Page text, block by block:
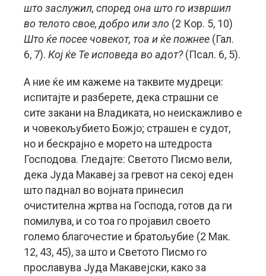
што заслужил, според она што го извршил
во телото свое, добро или зло (2 Кор. 5, 10)
Што ќе посее човекот, тоа и ќе пожнее (Гал.
6, 7). Кој ќе Те исповеда во адот?(Псал. 6, 5).
А ние ќе им кажеме на таквите мудреци:
испитајте и разберете, дека страшни се
сите закани на Владиката, но неискажливо е
и човекољубието Божјо; страшен е судот,
но и бескрајно е морето на штедроста
Господова. Гледајте: Светото Писмо вели,
дека Јуда Макавеј за гревот на секој еден
што паднал во војната принесил
очистителна жртва на Господа, готов да ги
помилува, и со тоа го пројавил своето
големо благочестие и братољубие (2 Мак.
12, 43, 45), за што и Светото Писмо го
прославува Јуда Макавејски, како за